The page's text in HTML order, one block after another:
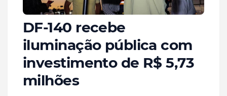
DF-140 recebe
iluminação pública com
investimento de R$ 5,73
milhões